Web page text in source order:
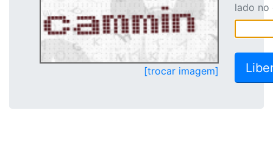
[trocar imagem]
lado no